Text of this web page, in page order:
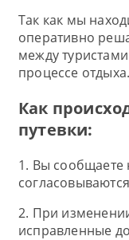
Так как мы
оперативно
между
процессе отдыха.
Как
путевки:
1. Вы сообщаете
2. При
исправленные